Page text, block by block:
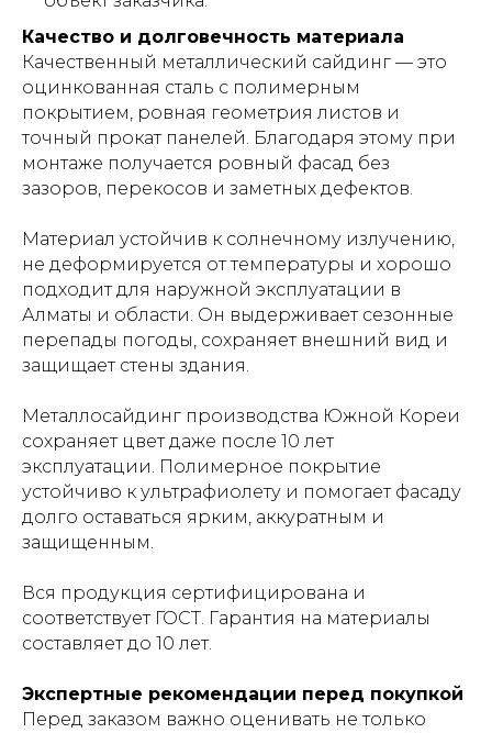
Качество и долговечность материала
Качественный металлический сайдинг — это
оцинкованная сталь с полимерным
покрытием, ровная геометрия листов и
точный прокат панелей. Благодаря этому при
монтаже получается ровный фасад без
зазоров, перекосов и заметных дефектов.
Материал устойчив к солнечному излучению,
не деформируется от температуры и хорошо
подходит для наружной эксплуатации в
Алматы и области. Он выдерживает сезонные
перепады погоды, сохраняет внешний вид и
защищает стены здания.
Металлосайдинг производства Южной Кореи
сохраняет цвет даже после 10 лет
эксплуатации. Полимерное покрытие
устойчиво к ультрафиолету и помогает фасаду
долго оставаться ярким, аккуратным и
защищенным.
Вся продукция сертифицирована и
соответствует ГОСТ. Гарантия на материалы
составляет до 10 лет.
Экспертные рекомендации перед покупкой
Перед заказом важно оценивать не только